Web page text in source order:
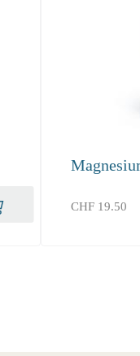
CHF 19.50